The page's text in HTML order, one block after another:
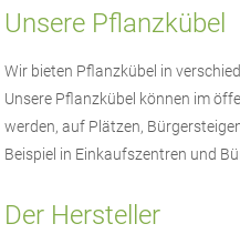
Unsere Pflanzkübel
Wir bieten Pflanzkübel in
Unsere Pflanzkübel können im
werden, auf Plätzen,
Beispiel in Einkaufszentren und
Der Hersteller